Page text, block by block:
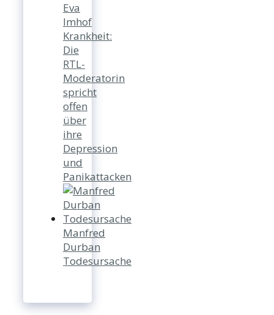
Eva
Imhof
Krankheit:
Die
RTL-
Moderatorin
spricht
offen
über
ihre
Depression
und
Panikattacken
Manfred
Durban
Todesursache